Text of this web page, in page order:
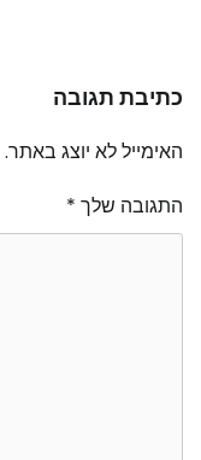
כתיבת תגובה
האימייל לא יוצג באתר.
התגובה שלך *